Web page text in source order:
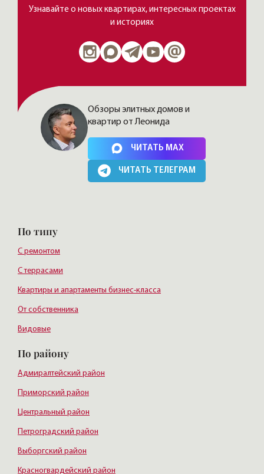
Узнавайте о новых квартирах, интересных проектах
и историях
Нажимая на кнопку, Вы соглашаетесь cполитикой сайта
Обзоры элитных домов и
квартир от Леонида
ЧИТАТЬ MAX
ЧИТАТЬ ТЕЛЕГРАМ
По типу
С ремонтом
С террасами
Квартиры и апартаменты бизнес-класса
От собственника
Видовые
По району
Адмиралтейский район
Приморский район
Центральный район
Петроградский район
Выборгский район
Красногвардейский район